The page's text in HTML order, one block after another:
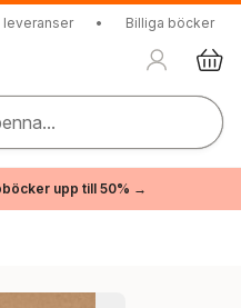
leveranser • Billiga böcker
upp till 50% →